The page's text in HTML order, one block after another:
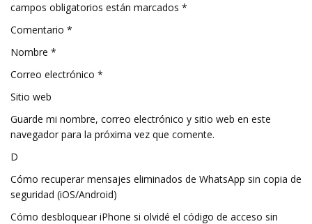
campos obligatorios están marcados *
Comentario *
Nombre *
Correo electrónico *
Sitio web
Guarde mi nombre, correo electrónico y sitio web en este
navegador para la próxima vez que comente.
D
Cómo recuperar mensajes eliminados de WhatsApp sin copia de
seguridad (iOS/Android)
Cómo desbloquear iPhone si olvidé el código de acceso sin